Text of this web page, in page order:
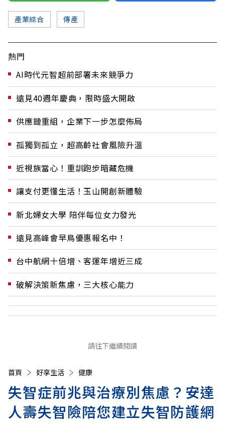
產業綜合 傳產
熱門
AI時代元智超前部署未來競爭力
遠見40週年慶典，限時盛大開啟
供應鏈重組，企業下一步怎麼佈局
孤獨到孤立，超高齡社會風險升溫
近視族當心！重訓跑步暗藏危機
讓支付更懂生活！玉山開創新體驗
新北婦女大學 陪伴每位女力發光
遠見高峰會早鳥優惠報名中！
台中航網十倍增、客運年增近三成
破解決策新焦慮，三大核心能力
請往下繼續閱讀
首頁 好享生活 健康
失智症前兆與治療別焦慮？安達
人壽失智險陪您建立失智防護網